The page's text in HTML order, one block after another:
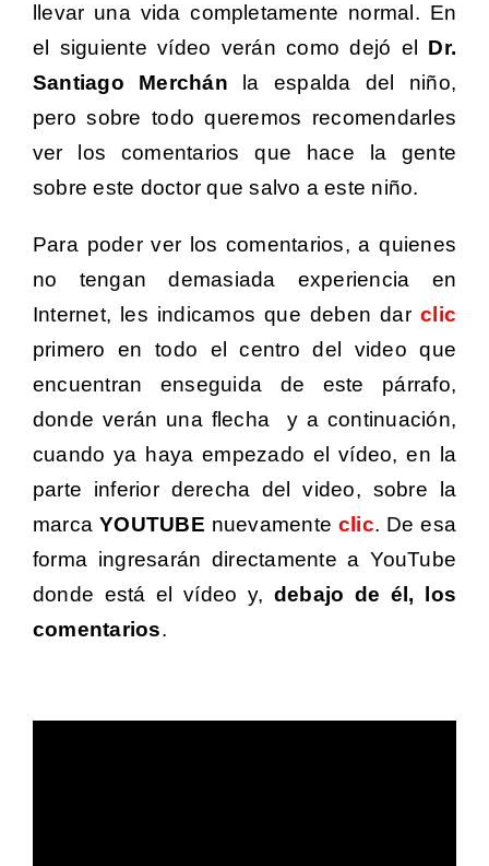
llevar una vida completamente normal. En
el siguiente vídeo verán como dejó el Dr.
Santiago Merchán la espalda del niño,
pero sobre todo queremos recomendarles
ver los comentarios que hace la gente
sobre este doctor que salvo a este niño.
Para poder ver los comentarios, a quienes
no tengan demasiada experiencia en
Internet, les indicamos que deben darclic
primero en todo el centro del video que
encuentran enseguida de este párrafo,
donde verán una flecha
y a continuación,
cuando ya haya empezado el vídeo, en la
parte inferior derecha del video, sobre la
marcaYOUTUBE nuevamente clic. De esa
forma ingresarán directamente a YouTube
donde está el vídeo y,debajo de él, los
comentarios.